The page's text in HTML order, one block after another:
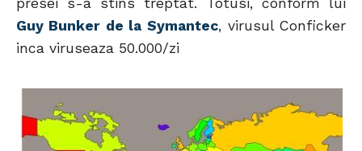
presei s-a stins treptat. Totusi, conform lui
Guy Bunker de la Symantec, virusul Conficker
inca viruseaza 50.000/zi